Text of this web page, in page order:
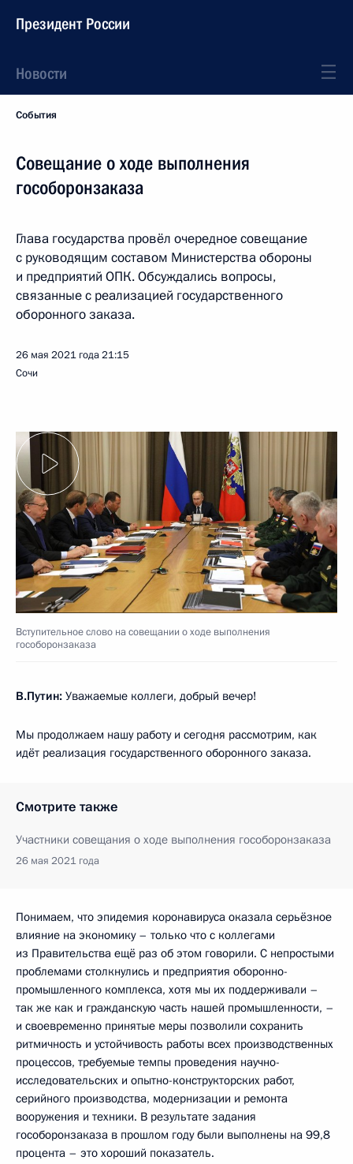
Президент России
Новости
События
Совещание о ходе выполнения
гособоронзаказа
Глава государства провёл очередное совещание
с руководящим составом Министерства обороны
и предприятий ОПК. Обсуждались вопросы,
связанные с реализацией государственного
оборонного заказа.
26 мая 2021 года21:15
Сочи
Вступительное слово на совещании о ходе выполнения
гособоронзаказа
В.Путин: Уважаемые коллеги, добрый вечер!
Мы продолжаем нашу работу и сегодня рассмотрим, как
идёт реализация государственного оборонного заказа.
Смотрите также
Участники совещания о ходе выполнения гособоронзаказа
26 мая 2021 года
Понимаем, что эпидемия коронавируса оказала серьёзное
влияние на экономику – только что с коллегами
из Правительства ещё раз об этом говорили. С непростыми
проблемами столкнулись и предприятия оборонно-
промышленного комплекса, хотя мы их поддерживали –
так же как и гражданскую часть нашей промышленности, –
и своевременно принятые меры позволили сохранить
ритмичность и устойчивость работы всех производственных
процессов, требуемые темпы проведения научно-
исследовательских и опытно-конструкторских работ,
серийного производства, модернизации и ремонта
вооружения и техники. В результате задания
гособоронзаказа в прошлом году были выполнены на 99,8
процента – это хороший показатель.